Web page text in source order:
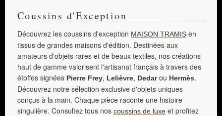
Coussins d'Exception
Découvrez les coussins d'exception MAISON TRAMIS en
tissus de grandes maisons d'édition. Destinées aux
amateurs d'objets rares et de beaux textiles, nos créations
haut de gamme valorisent l'artisanat français à travers des
étoffes signées Pierre Frey, Lelièvre, Dedarou Hermès.
Découvrez notre sélection exclusive d'objets uniques
conçus à la main. Chaque pièce raconte une histoire
singulière. Consultez tous nos coussins de luxe et profitez